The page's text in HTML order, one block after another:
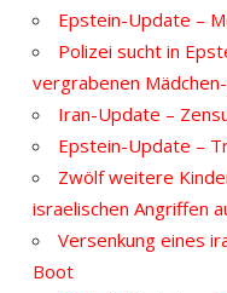
Epstein-Update –
Polizei sucht in
vergrabenen
Iran-Update –
Epstein-Update –
Zwölf weitere
israelischen Angriffen
Versenkung eines
Boot